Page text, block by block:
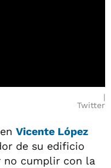
Twitter
Vicente López
de su edificio
no cumplir con la